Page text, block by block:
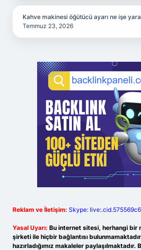
Kahve makinesi öğütücü ayarı ne işe
Temmuz 23, 2026
Reklam ve İletişim: Skype:
Yasal Uyarı: Bu internet sitesi, herhangi bir
şirketi ile hiçbir bağlantısı
hazırladığımız makaleler